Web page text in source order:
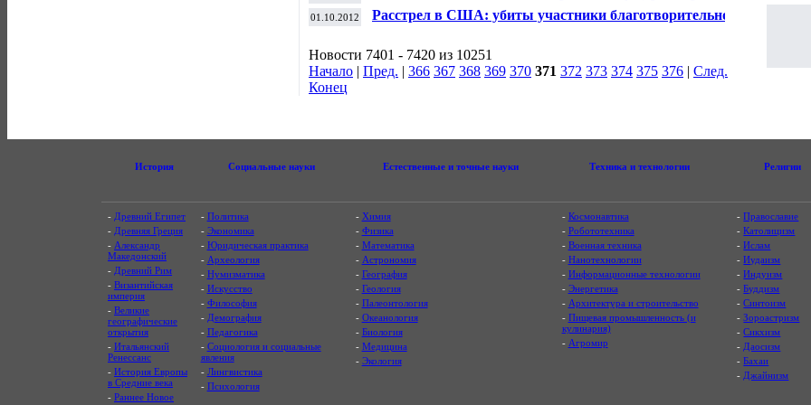
на Ближнем Востоке рынку Старого города
01.10.2012
Расстрел в США: убиты участники благотворительного
Новости 7401 - 7420 из 10251
Начало | Пред. | 366 367 368 369 370 371 372 373 374 375 376 | След.
Конец
История Социальные науки Естественные и точные науки Техника и технологии Религии
- Древний Египет
- Древняя Греция
- Александр
Македонский
- Древний Рим
- Византийская
империя
- Великие
географические
открытия
- Итальянский
Ренессанс
- История Европы
в Средние века
- Раннее Новое
- Политика
- Экономика
- Юридическая практика
- Археология
- Нумизматика
- Искусство
- Философия
- Демография
- Педагогика
- Социология и социальные
явления
- Лингвистика
- Психология
- Химия
- Физика
- Математика
- Астрономия
- География
- Геология
- Палеонтология
- Океанология
- Биология
- Медицина
- Экология
- Космонавтика
- Робототехника
- Военная техника
- Нанотехнологии
- Информационные технологии
- Энергетика
- Архитектура и строительство
- Пищевая промышленность (и
кулинария)
- Агромир
-Православие
-Католицизм
-Ислам
-Иудаизм
-Индуизм
-Буддизм
-Синтоизм
-Зороастризм
-Сикхизм
- Даосизм
-Бахаи
- Джайнизм